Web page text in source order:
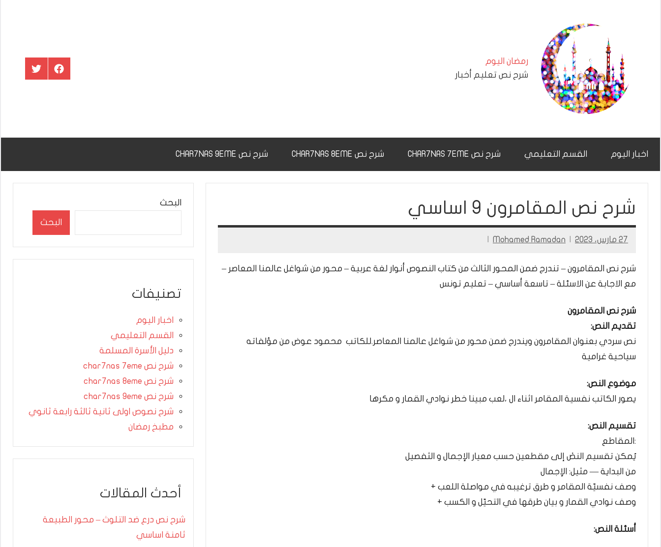
رمضان اليوم
شرح نص تعليم أخبار
عنصر
عنصر
اخبار اليوم القسم التعليمي شرح نص CHAR7NAS 7EME شرح نص CHAR7NAS 8EME شرح نص CHAR7NAS 9EME
شرح نص المقامرون 9 اساسي
27 مارس، 2023 Mohamed Ramadan
شرح نص المقامرون – تندرج ضمن المحور الثالث من كتاب النصوص أنوار لغة عربية – محور من شواغل عالمنا المعاصر –
مع الاجابة عن الاسئلة – تاسعة أساسي – تعليم تونس
شرح نص المقامرون
تقديم النص:
نص سردي بعنوان المقامرون ويندرج ضمن محور من شواغل عالمنا المعاصر.للكاتب محمود عوض من مؤلفاته
سياحية غرامية
موضوع النص:
يصور الكاتب نفسية المقامر اثناء ال ،لعب مبينا خطر نوادي القمار و مكرها
تقسيم النص:
:المقاطع
يُمكن تقسيم النصْ إلى مقطعين حسب معيار الإجمال و الثفصيل
من البداية — مثيل: الإجمال
وصف نفسيّة المقامر و طرق ترغيبه في مواصلة اللعب +
وصف نوادي القمار و بيان طرقها في التحيّل و الكسب +
أسئلة النص:
البحث
البحث
تصنيفات
اخبار اليوم
القسم التعليمي
دليل الأسرة المسلمة
شرح نص char7nas 7eme
شرح نص char7nas 8eme
شرح نص char7nas 9eme
شرح نصوص اولى ثانية ثالثة رابعة ثانوي
مطبخ رمضان
أحدث المقالات
شرح نص درع ضد التلوث – محور الطبيعة
ثامنة اساسي